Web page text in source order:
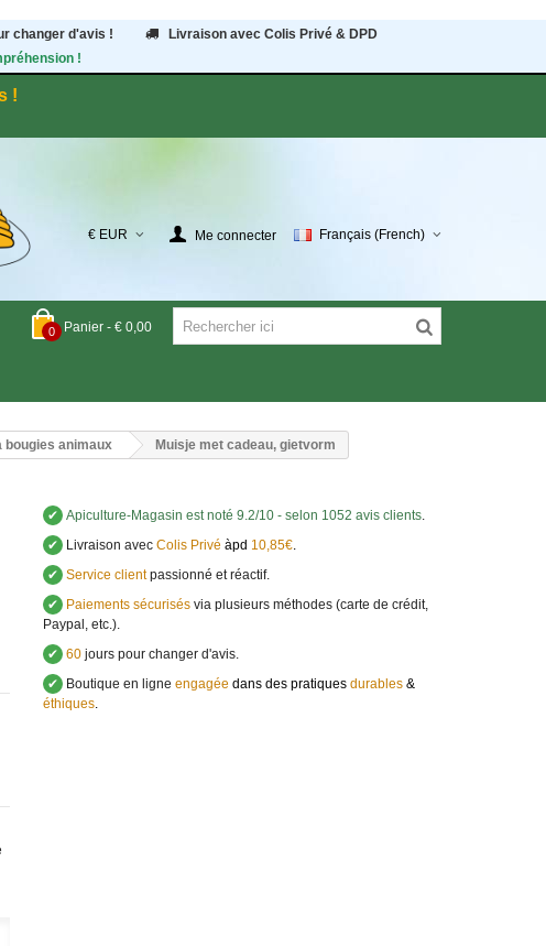
changer d'avis !
Livraison avec Colis Privé & DPD
!
!
€ EUR Me connecter Français (French)
0 Panier - € 0,00
bougies animaux Muisje met cadeau, gietvorm
✔ Apiculture-Magasin est noté 9.2/10 - selon 1052 avis clients.
✔ Livraison avecColis Privé àpd 10,85€.
✔ Service clientpassionné et réactif.
✔ Paiements sécurisésvia plusieurs méthodes (carte de crédit,
Paypal, etc.).
✔ 60jours pour changer d'avis.
✔ Boutique en ligne engagée dans des pratiques durables&
éthiques.